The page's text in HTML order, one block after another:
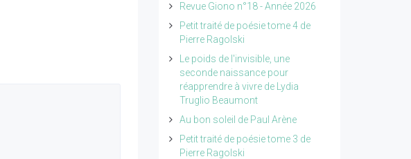
Revue Giono n°18 - Année 2026
Petit traité de poésie tome 4 de
Pierre Ragolski
Le poids de l'invisible, une
seconde naissance pour
réapprendre à vivre de Lydia
Truglio Beaumont
Au bon soleil de Paul Arène
Petit traité de poésie tome 3 de
Pierre Ragolski